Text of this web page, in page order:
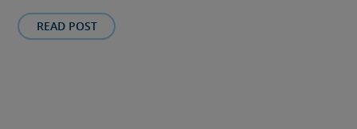
READ POST